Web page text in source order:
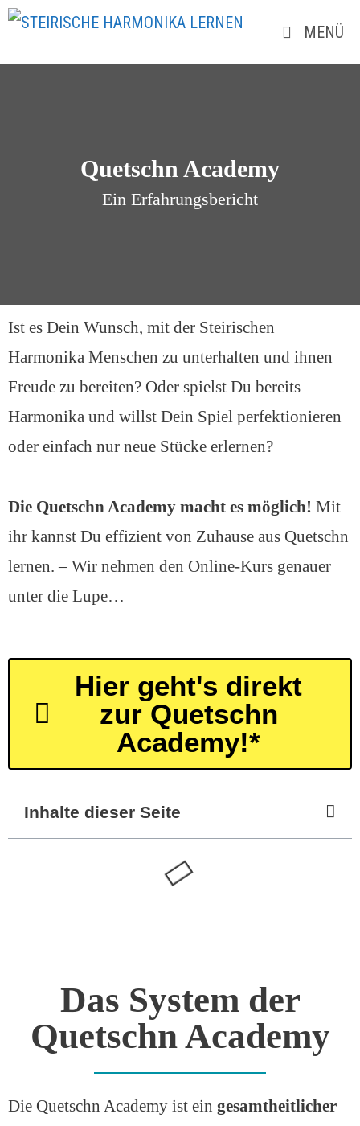
MENÜ
Quetschn Academy
Ein Erfahrungsbericht
Ist es Dein Wunsch, mit der Steirischen
Harmonika Menschen zu unterhalten und ihnen
Freude zu bereiten? Oder spielst Du bereits
Harmonika und willst Dein Spiel perfektionieren
oder einfach nur neue Stücke erlernen?
Die Quetschn Academy macht es möglich! Mit
ihr kannst Du effizient von Zuhause aus Quetschn
lernen. – Wir nehmen den Online-Kurs genauer
unter die Lupe…
Hier geht's direkt
zur Quetschn
Academy!*
Inhalte dieser Seite
Das System der
Quetschn Academy
Die Quetschn Academy ist ein gesamtheitlicher